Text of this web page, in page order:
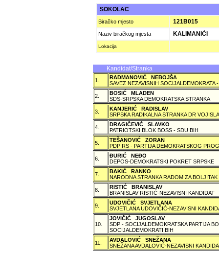
SOKOLAC
Biračko mjesto 121B015
Naziv biračkog mjesta KALIMANIĆI
Lokacija
Kandidat/Stranka
1.
RADMANOVIĆ NEBOJŠA
SAVEZ NEZAVISNIH SOCIJALDEMOKRATA
2.
BOSIĆ MLADEN
SDS-SRPSKA DEMOKRATSKA STRANKA
3.
KANJERIĆ RADISLAV
SRPSKA RADIKALNA STRANKA DR
4.
DRAGIČEVIĆ SLAVKO
PATRIOTSKI BLOK BOSS - SDU BIH
5.
TEŠANOVIĆ ZORAN
PDP RS - PARTIJA DEMOKRATSKOG
6.
ÐURIĆ NEÐO
DEPOS-DEMOKRATSKI POKRET SRPSKE
7.
BAKIĆ RANKO
NARODNA STRANKA RADOM ZA BOLJITAK
8.
RISTIĆ BRANISLAV
BRANISLAV RISTIĆ-NEZAVISNI KANDIDAT
9.
UDOVIČIĆ SVJETLANA
SVJETLANA UDOVIČIĆ-NEZAVISNI
10.
JOVIČIĆ JUGOSLAV
SDP - SOCIJALDEMOKRATSKA PARTIJA
SOCIJALDEMOKRATI BIH
11.
AVDALOVIĆ SNEŽANA
SNEŽANA AVDALOVIĆ-NEZAVISNI